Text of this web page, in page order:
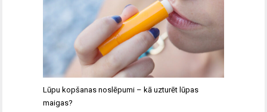
Lūpu kopšanas noslēpumi – kā uzturēt lūpas
maigas?